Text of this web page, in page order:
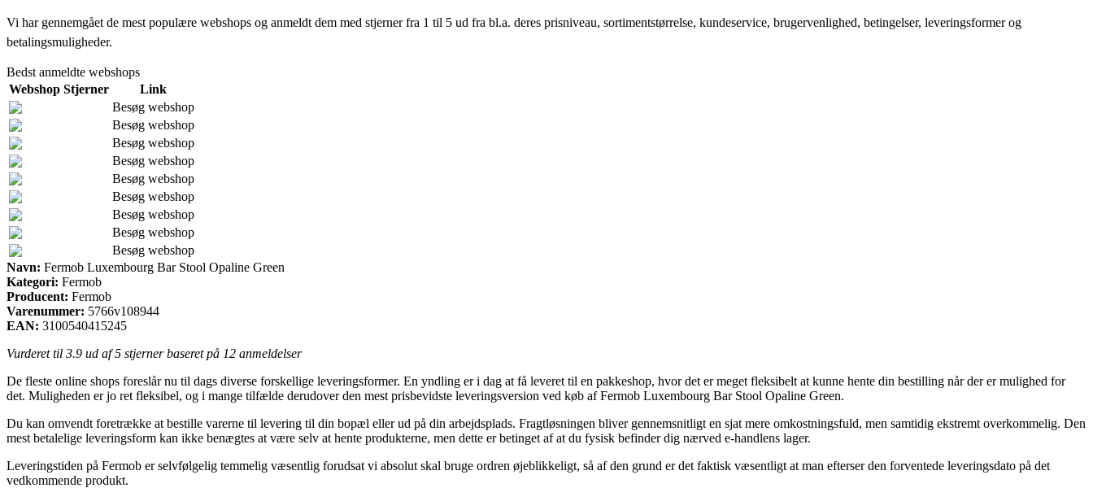
Vi har gennemgået de mest populære webshops og anmeldt dem med stjerner fra 1 til 5 ud fra bl.a. deres prisniveau, sortimentstørrelse, kundeservice, brugervenlighed, betingelser, leveringsformer og
betalingsmuligheder.
Bedst anmeldte webshops
Webshop Stjerner
Link
Besøg webshop
Besøg webshop
Besøg webshop
Besøg webshop
Besøg webshop
Besøg webshop
Besøg webshop
Besøg webshop
Besøg webshop
Navn: Fermob Luxembourg Bar Stool Opaline Green
Kategori: Fermob
Producent: Fermob
Varenummer: 5766v108944
EAN: 3100540415245
Vurderet til 3.9 ud af 5 stjerner baseret på 12 anmeldelser
De fleste online shops foreslår nu til dags diverse forskellige leveringsformer. En yndling er i dag at få leveret til en pakkeshop, hvor det er meget fleksibelt at kunne hente din bestilling når der er mulighed for
det. Muligheden er jo ret fleksibel, og i mange tilfælde derudover den mest prisbevidste leveringsversion ved køb af Fermob Luxembourg Bar Stool Opaline Green.
Du kan omvendt foretrække at bestille varerne til levering til din bopæl eller ud på din arbejdsplads. Fragtløsningen bliver gennemsnitligt en sjat mere omkostningsfuld, men samtidig ekstremt overkommelig. Den
mest betalelige leveringsform kan ikke benægtes at være selv at hente produkterne, men dette er betinget af at du fysisk befinder dig nærved e-handlens lager.
Leveringstiden på Fermob er selvfølgelig temmelig væsentlig forudsat vi absolut skal bruge ordren øjeblikkeligt, så af den grund er det faktisk væsentligt at man efterser den forventede leveringsdato på det
vedkommende produkt.